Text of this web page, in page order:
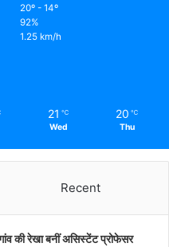
20º - 14º
92%
1.25 km/h
21 ℃
Wed
20 ℃
Thu
Recent
की रेखा बनीं असिस्टेंट प्रोफेसर